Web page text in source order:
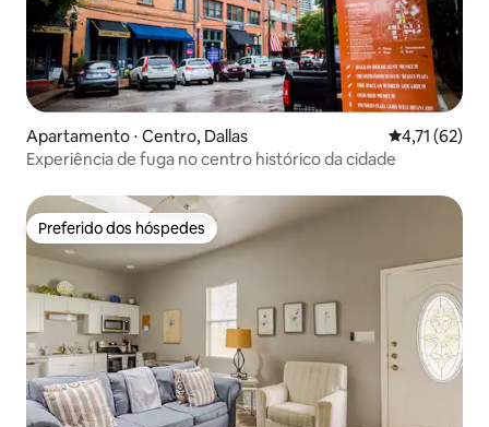
Apartamento ⋅ Centro, Dallas 4,71 de uma
4,71 (62)
Experiência de fuga no centro histórico da cidade
Preferido dos hóspedes
Preferido dos hóspedes